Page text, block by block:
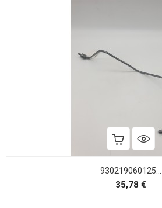
930219060125...
35,78 €